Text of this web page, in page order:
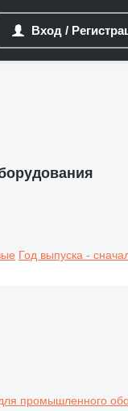
Вход /
Год выпуска -